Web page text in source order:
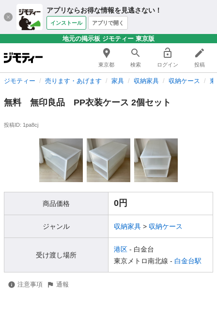
アプリならお得な情報を見逃さない！
インストール アプリで開く
地元の掲示板 ジモティー 東京版
東京都 検索 ログイン 投稿
ジモティー 売ります・あげます 家具 収納家具 収納ケース
無料 無印良品 PP衣装ケース 2個セット
投稿ID: 1pa8cj
商品価格 0円
ジャンル 収納家具 > 収納ケース
受け渡し場所
港区 - 白金台
東京メトロ南北線 - 白金台駅
注意事項 通報